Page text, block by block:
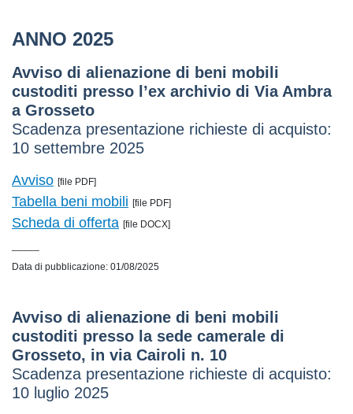
ANNO 2025
Avviso di alienazione di beni mobili
custoditi presso l’ex archivio di Via Ambra
a Grosseto
Scadenza presentazione richieste di acquisto:
10 settembre 2025
Avviso [file PDF]
Tabella beni mobili [file PDF]
Scheda di offerta [file DOCX]
Data di pubblicazione: 01/08/2025
Avviso di alienazione di beni mobili
custoditi presso la sede camerale di
Grosseto, in via Cairoli n. 10
Scadenza presentazione richieste di acquisto:
10 luglio 2025